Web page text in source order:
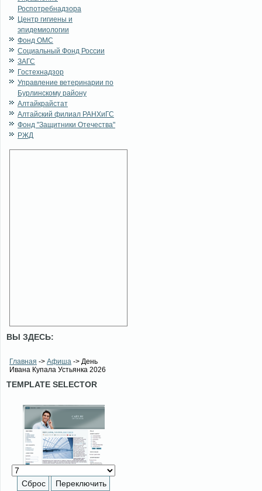
Роспотребнадзора
Центр гигиены и
эпидемиологии
Фонд ОМС
Социальный Фонд России
ЗАГС
Гостехнадзор
Управление ветеринарии по
Бурлинскому району
Алтайкрайстат
Алтайский филиал РАНХиГС
Фонд "Защитники Отечества"
РЖД
ВЫ ЗДЕСЬ:
Главная -> Афиша -> День
Ивана Купала Устьянка 2026
TEMPLATE SELECTOR